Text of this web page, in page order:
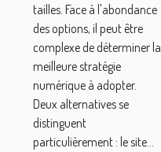
tailles. Face à l'abondance
des options, il peut être
complexe de déterminer la
meilleure stratégie
numérique à adopter.
Deux alternatives se
distinguent
particulièrement : le site...